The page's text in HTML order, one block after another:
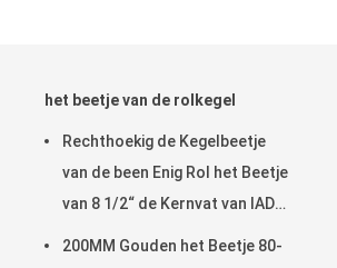
het beetje van de rolkegel
Rechthoekig de Kegelbeetje
van de been Enig Rol het Beetje
van 8 1/2“ de Kernvat van IADC
200MM Gouden het Beetje 80-